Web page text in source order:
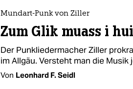
gesellschaft
kultur
sport
Mundart-Punk von Ziller
Zum Glik muass i
Der Punkliedermacher Ziller
im Allgäu. Versteht man die
Von Leonhard F. Seidl